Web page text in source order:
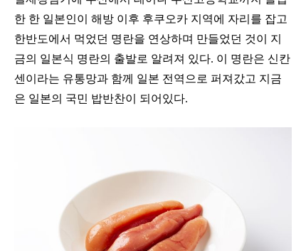
한 한 일본인이 해방 이후 후쿠오카 지역에 자리를 잡고
한반도에서 먹었던 명란을 연상하며 만들었던 것이 지
금의 일본식 명란의 출발로 알려져 있다. 이 명란은 신칸
센이라는 유통망과 함께 일본 전역으로 퍼져갔고 지금
은 일본의 국민 밥반찬이 되어있다.